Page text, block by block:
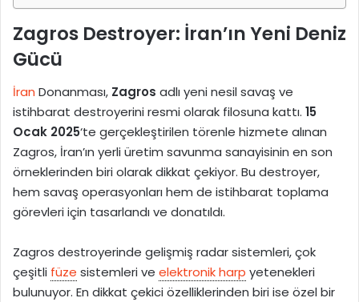
d
m
e
k
Zagros Destroyer: İran’ın Yeni Deniz
Gücü
İran Donanması, Zagros adlı yeni nesil savaş ve
istihbarat destroyerini resmi olarak filosuna kattı. 15
Ocak 2025‘te gerçekleştirilen törenle hizmete alınan
Zagros, İran’ın yerli üretim savunma sanayisinin en son
örneklerinden biri olarak dikkat çekiyor. Bu destroyer,
hem savaş operasyonları hem de istihbarat toplama
görevleri için tasarlandı ve donatıldı.
Zagros destroyerinde gelişmiş radar sistemleri, çok
çeşitli füze sistemleri ve elektronik harp yetenekleri
bulunuyor. En dikkat çekici özelliklerinden biri ise özel bir